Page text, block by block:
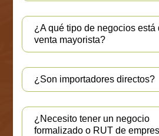
¿A qué tipo de negocios está
venta mayorista?
¿Son importadores directos?
¿Necesito tener un negocio
formalizado o RUT de